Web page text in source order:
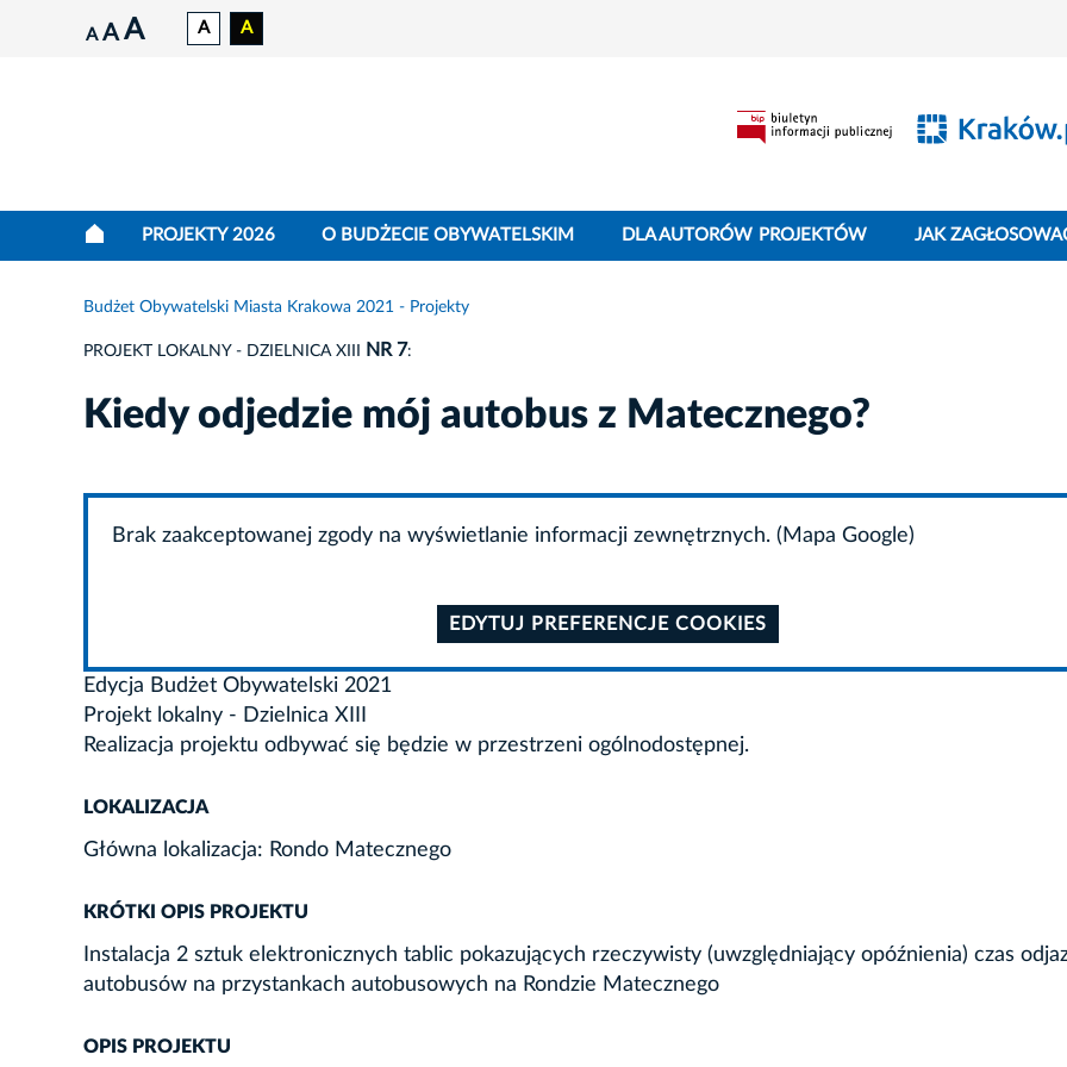
A A A A A
PROJEKTY 2026 O BUDŻECIE OBYWATELSKIM DLA AUTORÓW PROJEKTÓW JAK
Budżet Obywatelski Miasta Krakowa 2021 - Projekty
PROJEKT LOKALNY - DZIELNICA XIII NR 7:
Kiedy odjedzie mój autobus z Matecznego?
Brak zaakceptowanej zgody na wyświetlanie informacji zewnętrznych. (Mapa Google)
EDYTUJ PREFERENCJE COOKIES
Edycja Budżet Obywatelski 2021
Projekt lokalny - Dzielnica XIII
Realizacja projektu odbywać się będzie w przestrzeni ogólnodostępnej.
LOKALIZACJA
Główna lokalizacja: Rondo Matecznego
KRÓTKI OPIS PROJEKTU
Instalacja 2 sztuk elektronicznych tablic pokazujących rzeczywisty (uwzględniający opóźnienia) czas
autobusów na przystankach autobusowych na Rondzie Matecznego
OPIS PROJEKTU